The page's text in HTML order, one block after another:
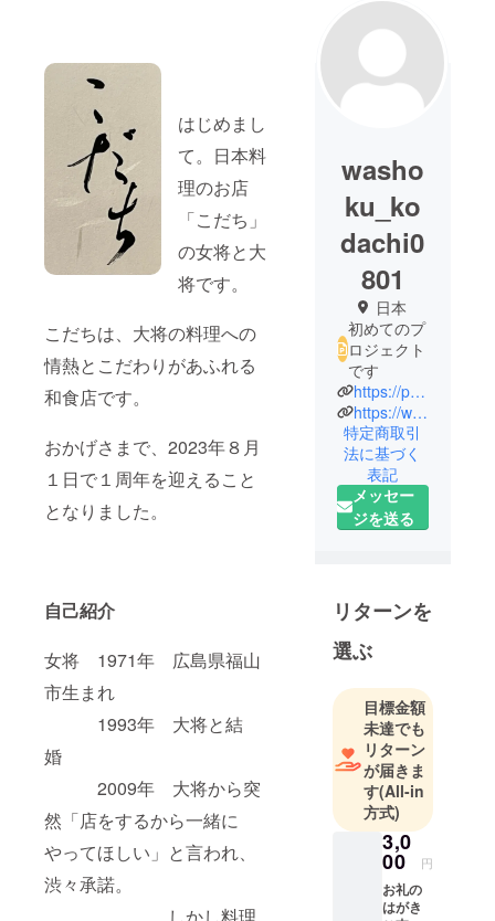
はじめまし
て。日本料
理のお店
「こだち」
の女将と大
将です。
こだちは、大将の料理への
情熱とこだわりがあふれる
和食店です。
おかげさまで、2023年８月
１日で１周年を迎えること
となりました。
自己紹介
女将 1971年 広島県福山
市生まれ
1993年 大将と結
婚
2009年 大将から突
然「店をするから一緒に
やってほしい」と言われ、
渋々承諾。
しかし料理
washo
ku_ko
dachi0
801
日本
初めてのプ
ロジェクト
です
https://profile.ameba.jp/me
https://www.instagram.com/washoku_kodachi0801/
特定商取引
法に基づく
表記
メッセー
ジを送る
リターンを
選ぶ
目標金額
未達でも
リターン
が届きま
す(All-in
方式)
3,0
00 円
お礼の
はがき